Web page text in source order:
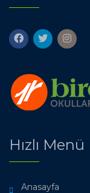
Hızlı Menü
Anasayfa